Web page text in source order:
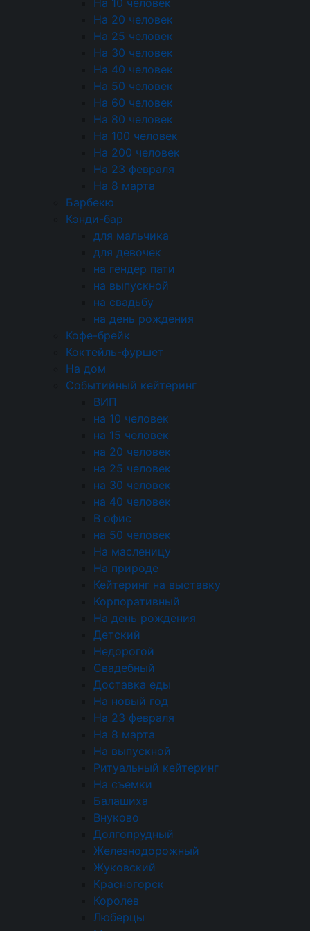
На 10 человек
На 20 человек
На 25 человек
На 30 человек
На 40 человек
На 50 человек
На 60 человек
На 80 человек
На 100 человек
На 200 человек
На 23 февраля
На 8 марта
Барбекю
Кэнди-бар
для мальчика
для девочек
на гендер пати
на выпускной
на свадьбу
на день рождения
Кофе-брейк
Коктейль-фуршет
На дом
Событийный кейтеринг
ВИП
на 10 человек
на 15 человек
на 20 человек
на 25 человек
на 30 человек
на 40 человек
В офис
на 50 человек
На масленицу
На природе
Кейтеринг на выставку
Корпоративный
На день рождения
Детский
Недорогой
Свадебный
Доставка еды
На новый год
На 23 февраля
На 8 марта
На выпускной
Ритуальный кейтеринг
На съемки
Балашиха
Внуково
Долгопрудный
Железнодорожный
Жуковский
Красногорск
Королев
Люберцы
широкого ассортимента? Рекомендуем вам
бодрящий домашний лимонад из натуральных
ингредиентов. Его освежающий вкус оценят
все гости без исключения. Особенно будут
рады этому витаминизированному
прохладительному напитку дети.
Состав
Апельсин, сахар-песок, лимоны, мята
Энергетическая ценность
картой или наличными
За покупки начисляем бонусы
по Москве и области
Самовывоз — бесплатно
+7 (495) 226-61-49
Москва, ул. Прянишникова 19а с1
event@cateringincity.ru
Создание сайта —
Андрей Богданов
© 2005-2026 «InCity Catering»
Карта сайта
Настройки cookie
ОБРАТНЫЙ ЗВОНОК
ИП Емельянов Даниил Дмитриевич ИНН
482622253228 ОГРНИП 325470400102510 Адрес
фактической деятельности: Москва,
ул. Прянишникова, 19А, стр. 1
🍪 Мы используем cookies, чтобы запоминать
вашу корзину, показывать рекомендации
и присылать персональные скидки. Можно
изменить решение в любой момент в подвале